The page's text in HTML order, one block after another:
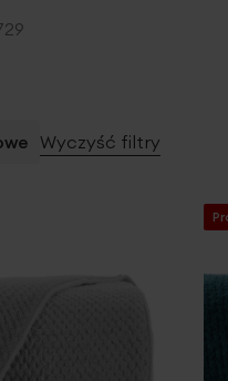
Wyczyść filtry